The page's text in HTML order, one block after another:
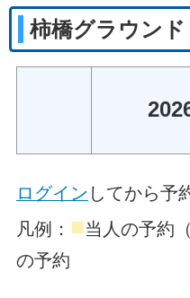
柿橋グラウン
ログイン してから予
凡例： ■当人の予約
の予約